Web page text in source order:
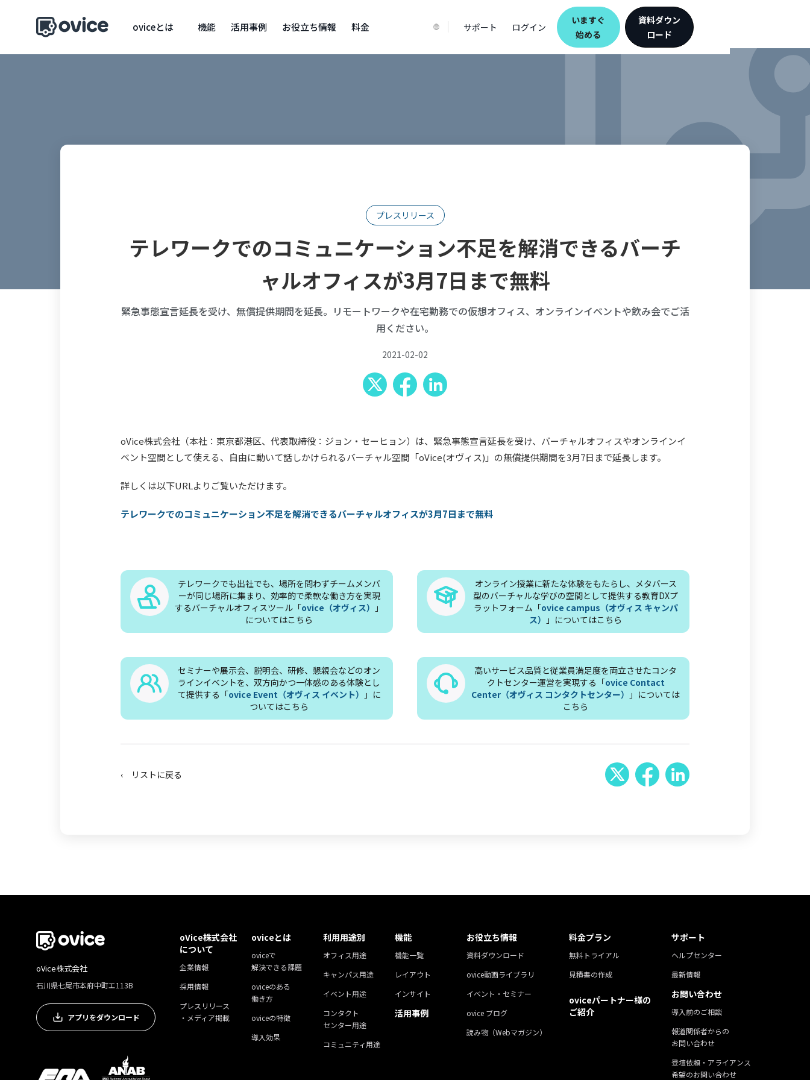
oviceとは 機能 活用事例 お役立ち情報 料金 サポート ログイン
いますぐ
始める
資料ダウン
ロード
プレスリリース
テレワークでのコミュニケーション不足を解消できるバーチ
ャルオフィスが3月7日まで無料
緊急事態宣言延長を受け、無償提供期間を延長。リモートワークや在宅勤務での仮想オフィス、オンラインイベントや飲み会でご活
用ください。
2021-02-02
oVice株式会社（本社：東京都港区、代表取締役：ジョン・セーヒョン）は、緊急事態宣言延長を受け、バーチャルオフィスやオンラインイ
ベント空間として使える、自由に動いて話しかけられるバーチャル空間「oVice(オヴィス)」の無償提供期間を3月7日まで延長します。
詳しくは以下URLよりご覧いただけます。
テレワークでのコミュニケーション不足を解消できるバーチャルオフィスが3月7日まで無料
テレワークでも出社でも、場所を問わずチームメンバ
ーが同じ場所に集まり、効率的で柔軟な働き方を実現
するバーチャルオフィスツール「ovice（オヴィス）
」
についてはこちら
オンライン授業に新たな体験をもたらし、メタバース
型のバーチャルな学びの空間として提供する教育DXプ
ラットフォーム「ovice campus（オヴィス キャンパ
ス）
」についてはこちら
セミナーや展示会、説明会、研修、懇親会などのオン
ラインイベントを、双方向かつ一体感のある体験とし
て提供する「ovice Event（オヴィス イベント）
」に
ついてはこちら
高いサービス品質と従業員満足度を両立させたコンタ
クトセンター運営を実現する「ovice Contact
Center（オヴィス コンタクトセンター）
」については
こちら
‹ リストに戻る
oVice株式会社
石川県七尾市本府中町エ113B
アプリをダウンロード
oVice株式会社
について
企業情報
採用情報
プレスリリース
・メディア掲載
oviceとは
oviceで
解決できる課題
oviceのある
働き方
oviceの特徴
導入効果
利用用途別
オフィス用途
キャンパス用途
イベント用途
コンタクト
センター用途
コミュニティ用途
機能
機能一覧
レイアウト
インサイト
活用事例
お役立ち情報
資料ダウンロード
ovice動画ライブラリ
イベント・セミナー
ovice ブログ
読み物（Webマガジン）
料金プラン
無料トライアル
見積書の作成
oviceパートナー様の
ご紹介
サポート
ヘルプセンター
最新情報
お問い合わせ
導入前のご相談
報道関係者からの
お問い合わせ
登壇依頼・アライアンス
希望のお問い合わせ